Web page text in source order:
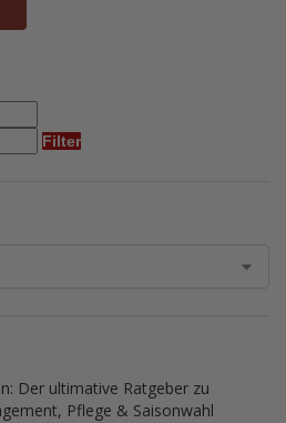
Filter
Der ultimative Ratgeber zu
Pflege & Saisonwahl